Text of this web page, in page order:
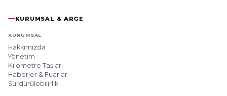
KURUMSAL & ARGE
KURUMSAL
Hakkımızda
Yönetim
Kilometre Taşları
Haberler & Fuarlar
Sürdürülebilirlik